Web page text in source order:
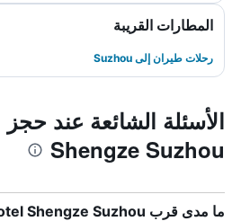
المطارات القريبة
رحلات طيران إلى Suzhou
Shengze Suzhou